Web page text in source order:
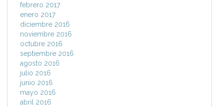
febrero 2017
enero 2017
diciembre 2016
noviembre 2016
octubre 2016
septiembre 2016
agosto 2016
julio 2016
junio 2016
mayo 2016
abril 2016